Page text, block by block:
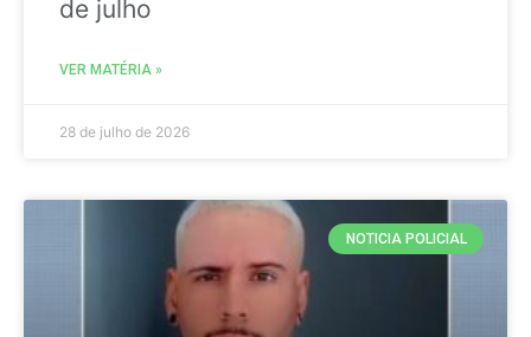
de julho
VER MATÉRIA »
28 de julho de 2026
NOTICIA POLICIAL